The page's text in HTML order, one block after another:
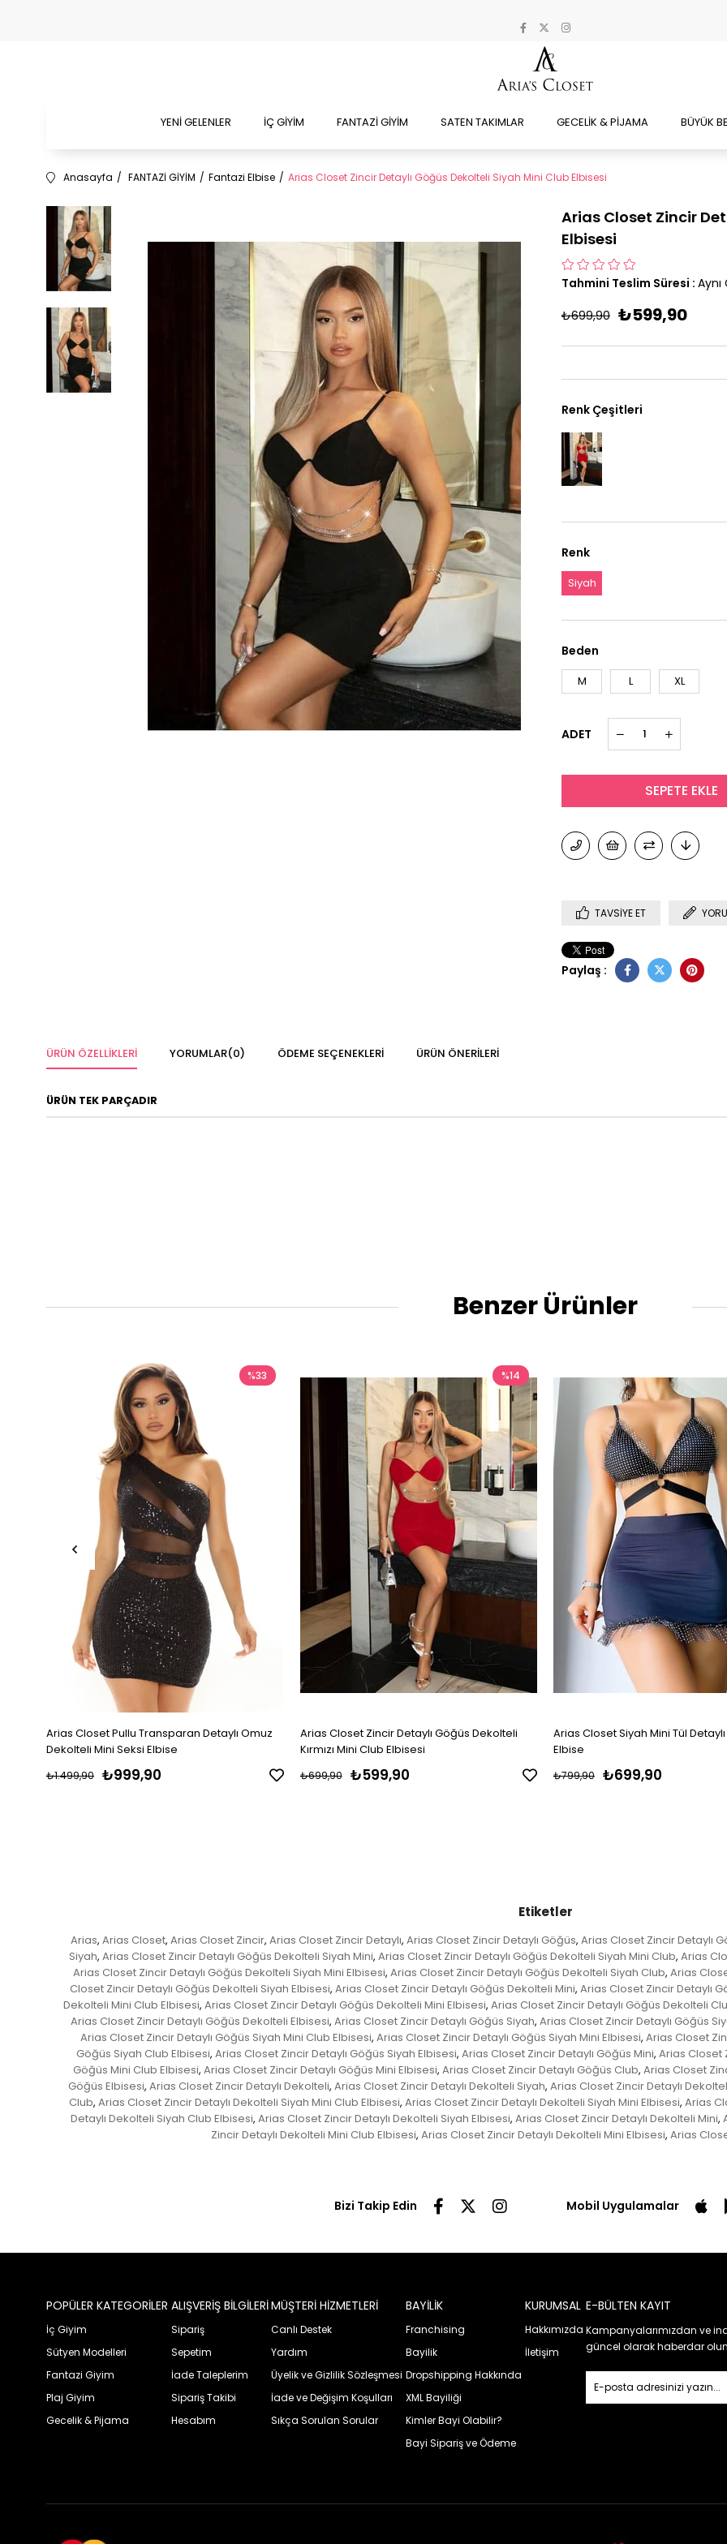
YENİ GELENLER İÇ GİYİM FANTAZİ GİYİM SATEN TAKIMLAR GECELİK & PİJAMA BÜYÜK
Anasayfa FANTAZİ GİYİM Fantazi Elbise Arias Closet Zincir Detaylı Göğüs Dekolteli Siyah Mini Club Elbisesi
Arias Closet Zincir
Elbisesi
Tahmini Teslim Süresi : Aynı
₺699,90 ₺599,90
Renk Çeşitleri
Renk
Siyah
Beden
M L XL
ADET
TAVSIYE ET
Paylaş :
ÜRÜN ÖZELLIKLERI YORUMLAR(0) ÖDEME SEÇENEKLERI ÜRÜN ÖNERILERI
ÜRÜN TEK PARÇADIR
Benzer Ürünler
Arias Closet Pullu Transparan Detaylı Omuz
Dekolteli Mini Seksi Elbise
₺999,90
₺1.499,90
%33
Arias Closet Zincir Detaylı Göğüs Dekolteli
Kırmızı Mini Club Elbisesi
₺599,90
₺699,90
%14
Arias Closet Siyah Mini Tül
Elbise
₺699,90
₺799,90
Etiketler
Arias, Arias Closet, Arias Closet Zincir, Arias Closet Zincir Detaylı, Arias Closet Zincir Detaylı Göğüs, Arias Closet Zincir Detaylı
Siyah, Arias Closet Zincir Detaylı Göğüs Dekolteli Siyah Mini, Arias Closet Zincir Detaylı Göğüs Dekolteli Siyah Mini Club, Arias
Arias Closet Zincir Detaylı Göğüs Dekolteli Siyah Mini Elbisesi, Arias Closet Zincir Detaylı Göğüs Dekolteli Siyah Club, Arias
Closet Zincir Detaylı Göğüs Dekolteli Siyah Elbisesi, Arias Closet Zincir Detaylı Göğüs Dekolteli Mini, Arias Closet Zincir Detaylı
Dekolteli Mini Club Elbisesi, Arias Closet Zincir Detaylı Göğüs Dekolteli Mini Elbisesi, Arias Closet Zincir Detaylı Göğüs Dekolteli
Arias Closet Zincir Detaylı Göğüs Dekolteli Elbisesi, Arias Closet Zincir Detaylı Göğüs Siyah, Arias Closet Zincir Detaylı Göğüs
Arias Closet Zincir Detaylı Göğüs Siyah Mini Club Elbisesi, Arias Closet Zincir Detaylı Göğüs Siyah Mini Elbisesi, Arias Closet
Göğüs Siyah Club Elbisesi, Arias Closet Zincir Detaylı Göğüs Siyah Elbisesi, Arias Closet Zincir Detaylı Göğüs Mini, Arias Closet
Göğüs Mini Club Elbisesi, Arias Closet Zincir Detaylı Göğüs Mini Elbisesi, Arias Closet Zincir Detaylı Göğüs Club, Arias Closet
Göğüs Elbisesi, Arias Closet Zincir Detaylı Dekolteli, Arias Closet Zincir Detaylı Dekolteli Siyah, Arias Closet Zincir Detaylı
Club, Arias Closet Zincir Detaylı Dekolteli Siyah Mini Club Elbisesi, Arias Closet Zincir Detaylı Dekolteli Siyah Mini Elbisesi, Arias
Detaylı Dekolteli Siyah Club Elbisesi, Arias Closet Zincir Detaylı Dekolteli Siyah Elbisesi, Arias Closet Zincir Detaylı Dekolteli Mini,
Zincir Detaylı Dekolteli Mini Club Elbisesi, Arias Closet Zincir Detaylı Dekolteli Mini Elbisesi, Arias
Bizi Takip Edin Mobil Uygulamalar
POPÜLER KATEGORİLER
İç Giyim
Sütyen Modelleri
Fantazi Giyim
Plaj Giyim
Gecelik & Pijama
ALIŞVERİŞ BİLGİLERİ
Sipariş
Sepetim
İade Taleplerim
Sipariş Takibi
Hesabım
MÜŞTERİ HİZMETLERİ
Canlı Destek
Yardım
Üyelik ve Gizlilik Sözleşmesi
İade ve Değişim Koşulları
Sıkça Sorulan Sorular
BAYİLİK
Franchising
Bayilik
Dropshipping Hakkında
XML Bayiliği
Kimler Bayi Olabilir?
Bayi Sipariş ve Ödeme
KURUMSAL
Hakkımızda
İletişim
E-BÜLTEN KAYIT
Kampanyalarımızdan ve
güncel olarak haberdar